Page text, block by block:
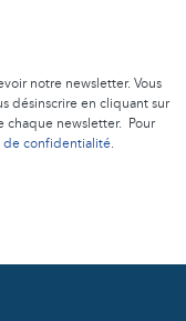
notre newsletter. Vous
désinscrire en cliquant sur
chaque newsletter. Pour
confidentialité.